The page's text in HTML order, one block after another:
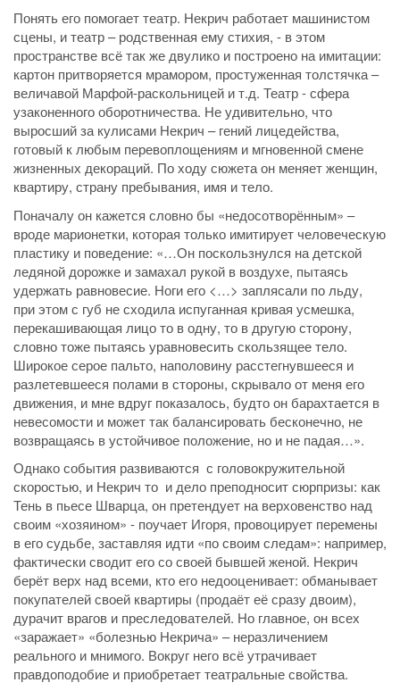
Понять его помогает театр. Некрич работает машинистом
сцены, и театр – родственная ему стихия, - в этом
пространстве всё так же двулико и построено на имитации:
картон притворяется мрамором, простуженная толстячка –
величавой Марфой-раскольницей и т.д. Театр - сфера
узаконенного оборотничества. Не удивительно, что
выросший за кулисами Некрич – гений лицедейства,
готовый к любым перевоплощениям и мгновенной смене
жизненных декораций. По ходу сюжета он меняет женщин,
квартиру, страну пребывания, имя и тело.
Поначалу он кажется словно бы «недосотворённым» –
вроде марионетки, которая только имитирует человеческую
пластику и поведение: «…Он поскользнулся на детской
ледяной дорожке и замахал рукой в воздухе, пытаясь
удержать равновесие. Ноги его <…> заплясали по льду,
при этом с губ не сходила испуганная кривая усмешка,
перекашивающая лицо то в одну, то в другую сторону,
словно тоже пытаясь уравновесить скользящее тело.
Широкое серое пальто, наполовину расстегнувшееся и
разлетевшееся полами в стороны, скрывало от меня его
движения, и мне вдруг показалось, будто он барахтается в
невесомости и может так балансировать бесконечно, не
возвращаясь в устойчивое положение, но и не падая…».
Однако события развиваются с головокружительной
скоростью, и Некрич то и дело преподносит сюрпризы: как
Тень в пьесе Шварца, он претендует на верховенство над
своим «хозяином» - поучает Игоря, провоцирует перемены
в его судьбе, заставляя идти «по своим следам»: например,
фактически сводит его со своей бывшей женой. Некрич
берёт верх над всеми, кто его недооценивает: обманывает
покупателей своей квартиры (продаёт её сразу двоим),
дурачит врагов и преследователей. Но главное, он всех
«заражает» «болезнью Некрича» – неразличением
реального и мнимого. Вокруг него всё утрачивает
правдоподобие и приобретает театральные свойства.